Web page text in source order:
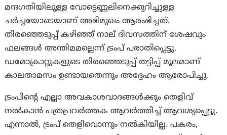
മന്ദഗതിയിലുള്ള വോട്ടെണ്ണലിനെക്കുറിച്ചുള്ള
ചർച്ചയോടെയാണ് അഭിമുഖം ആരംഭിച്ചത്.
തിരഞ്ഞെടുപ്പ് കഴിഞ്ഞ് നാല് ദിവസത്തിന് ശേഷവും
ഫലങ്ങൾ അന്തിമമല്ലെന്ന് ട്രംപ് പരാതിപ്പെട്ടു.
ഡമോക്രാറ്റുകളുടെ തിരഞ്ഞെടുപ്പ് തട്ടിപ്പ് മൂലമാണ്
കാലതാമസം ഉണ്ടായതെന്നും അദ്ദേഹം ആരോപിച്ചു.
ട്രംപിന്റെ എല്ലാ അവകാശവാദങ്ങൾക്കും തെളിവ്
നൽകാൻ പത്രപ്രവർത്തക ആവർത്തിച്ച് ആവശ്യപ്പെട്ടു.
എന്നാല്‍, ട്രംപ് തെളിവൊന്നും നൽകിയില്ല. പകരം,